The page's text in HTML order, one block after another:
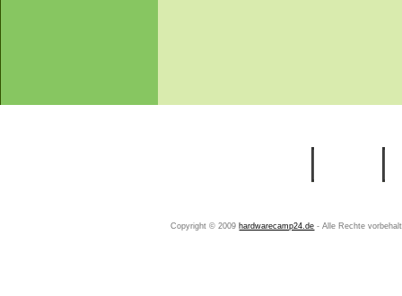
Copyright © 2009 hardwarecamp24.de - Alle Rechte